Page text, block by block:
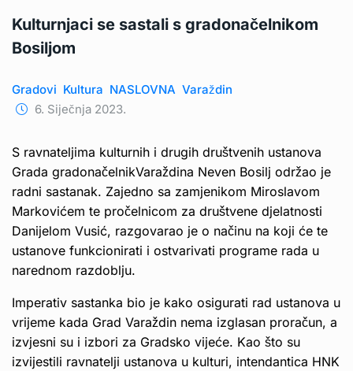
Kulturnjaci se sastali s gradonačelnikom
Bosiljom
Gradovi Kultura NASLOVNA Varaždin
6. Siječnja 2023.
S ravnateljima kulturnih i drugih društvenih ustanova
Grada gradonačelnikVaraždina Neven Bosilj održao je
radni sastanak. Zajedno sa zamjenikom Miroslavom
Markovićem te pročelnicom za društvene djelatnosti
Danijelom Vusić, razgovarao je o načinu na koji će te
ustanove funkcionirati i ostvarivati programe rada u
narednom razdoblju.
Imperativ sastanka bio je kako osigurati rad ustanova u
vrijeme kada Grad Varaždin nema izglasan proračun, a
izvjesni su i izbori za Gradsko vijeće. Kao što su
izvijestili ravnatelji ustanova u kulturi, intendantica HNK